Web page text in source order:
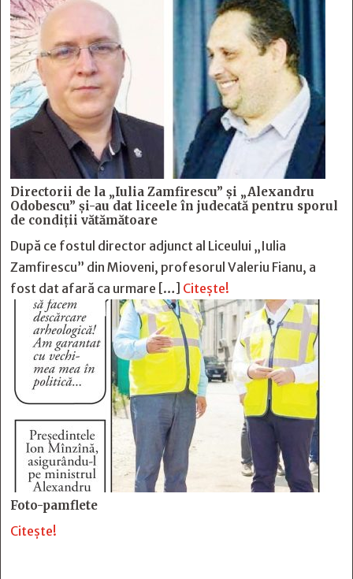
Directorii de la „Iulia Zamfirescu” și „Alexandru
Odobescu” și-au dat liceele în judecată pentru sporul
de condiții vătămătoare
După ce fostul director adjunct al Liceului „Iulia
Zamfirescu” din Mioveni, profesorul Valeriu Fianu, a
fost dat afară ca urmare […] Citește!
Foto-pamflete
Citește!